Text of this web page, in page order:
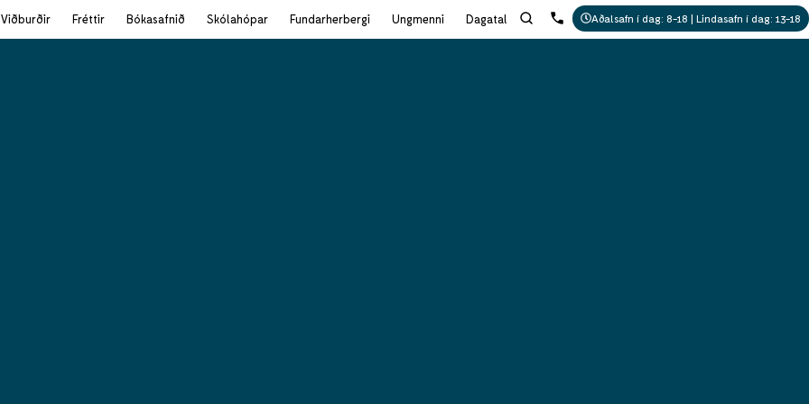
Viðburðir Fréttir Bókasafnið Skólahópar Fundarherbergi Ungmenni Dagatal Aðalsafn í dag: 8-18 | Lindasafn í dag: 13-18